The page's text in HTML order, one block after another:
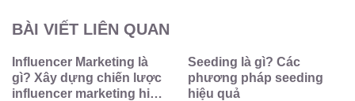
BÀI VIẾT LIÊN QUAN
Influencer Marketing là
gì? Xây dựng chiến lược
influencer marketing hiệu
Seeding là gì? Các
phương pháp seeding
hiệu quả